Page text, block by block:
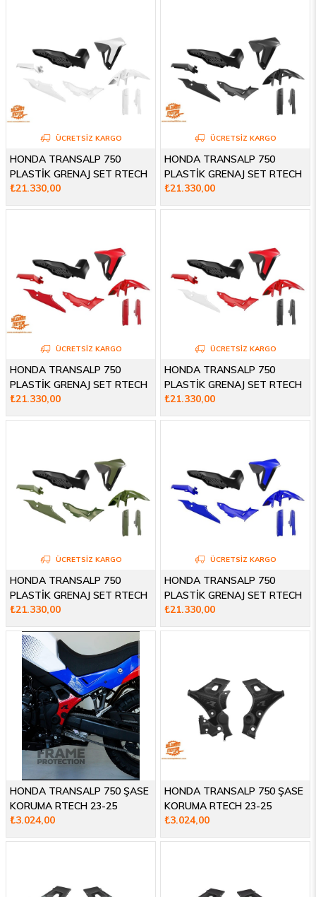
HONDA TRANSALP 750
PLASTİK GRENAJ SET RTECH
23-25
₺21.330,00
ÜCRETSIZ KARGO
HONDA TRANSALP 750
PLASTİK GRENAJ SET RTECH
23-25
₺21.330,00
ÜCRETSIZ KARGO
HONDA TRANSALP 750
PLASTİK GRENAJ SET RTECH
23-25
₺21.330,00
ÜCRETSIZ KARGO
HONDA TRANSALP 750
PLASTİK GRENAJ SET RTECH
23-25
₺21.330,00
ÜCRETSIZ KARGO
HONDA TRANSALP 750
PLASTİK GRENAJ SET RTECH
23-25
₺21.330,00
ÜCRETSIZ KARGO
HONDA TRANSALP 750
PLASTİK GRENAJ SET RTECH
23-25
₺21.330,00
ÜCRETSIZ KARGO
HONDA TRANSALP 750 ŞASE
KORUMA RTECH 23-25
₺3.024,00
HONDA TRANSALP 750 ŞASE
KORUMA RTECH 23-25
₺3.024,00